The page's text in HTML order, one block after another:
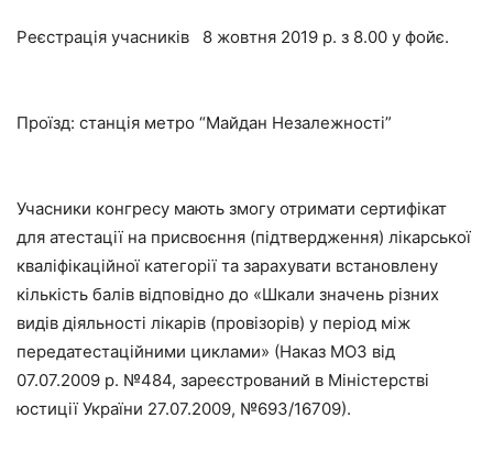
Реєстрація учасників 8 жовтня 2019 р. з 8.00 у фойє.
Проїзд: станція метро “Майдан Незалежності”
Учасники конгресу мають змогу отримати сертифікат
для атестації на присвоєння (підтвердження) лікарської
кваліфікаційної категорії та зарахувати встановлену
кількість балів відповідно до «Шкали значень різних
видів діяльності лікарів (провізорів) у період між
передатестаційними циклами» (Наказ МОЗ від
07.07.2009 р. №484, зареєстрований в Міністерстві
юстиції України 27.07.2009, №693/16709).